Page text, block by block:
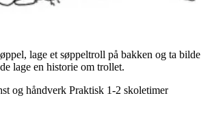
lage et søppeltroll på bakken og ta bilde
lage en historie om trollet.
og håndverk Praktisk 1-2 skoletimer